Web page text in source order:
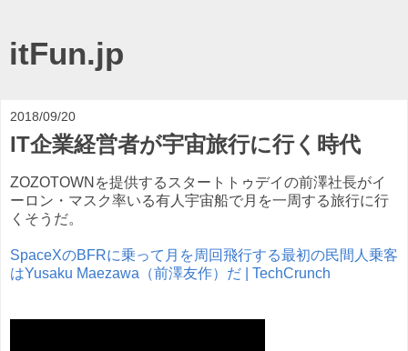
itFun.jp
2018/09/20
IT企業経営者が宇宙旅行に行く時代
ZOZOTOWNを提供するスタートトゥデイの前澤社長がイ
ーロン・マスク率いる有人宇宙船で月を一周する旅行に行
くそうだ。
SpaceXのBFRに乗って月を周回飛行する最初の民間人乗客
はYusaku Maezawa（前澤友作）だ | TechCrunch